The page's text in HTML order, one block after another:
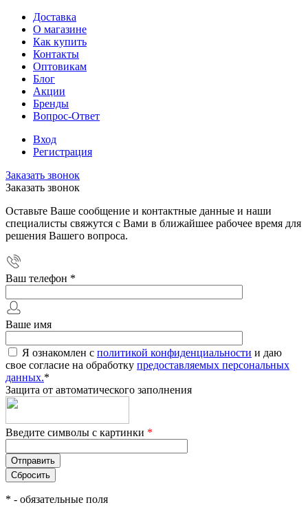
Доставка
О магазине
Как купить
Контакты
Оптовикам
Блог
Акции
Бренды
Вопрос-Ответ
Вход
Регистрация
Заказать звонок
Заказать звонок
Оставьте Ваше сообщение и контактные данные и наши
специалисты свяжутся с Вами в ближайшее рабочее время для
решения Вашего вопроса.
Ваш телефон *
Ваше имя
Я ознакомлен с политикой конфиденциальности и даю
свое согласие на обработку предоставляемых персональных
данных.*
Защита от автоматического заполнения
Введите символы с картинки *
* - обязательные поля